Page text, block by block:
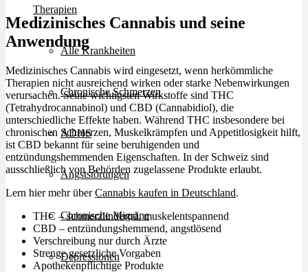
Therapien
Alle Krankheiten
Chronische Schmerzen
ADHS
Angststörungen
Chronische Migräne
Depressionen
Medizinisches Cannabis und seine
Anwendung
Medizinisches Cannabis wird eingesetzt, wenn herkömmliche
Therapien nicht ausreichend wirken oder starke Nebenwirkungen
verursachen. Seine wichtigsten Wirkstoffe sind THC
(Tetrahydrocannabinol) und CBD (Cannabidiol), die
unterschiedliche Effekte haben. Während THC insbesondere bei
chronischen Schmerzen, Muskelkrämpfen und Appetitlosigkeit hilft,
ist CBD bekannt für seine beruhigenden und
entzündungshemmenden Eigenschaften. In der Schweiz sind
ausschließlich von Behörden zugelassene Produkte erlaubt.
Lern hier mehr überCannabis kaufen in Deutschland.
THC – schmerzlindernd, muskelentspannend
CBD – entzündungshemmend, angstlösend
Verschreibung nur durch Ärzte
Strenge gesetzliche Vorgaben
Apothekenpflichtige Produkte